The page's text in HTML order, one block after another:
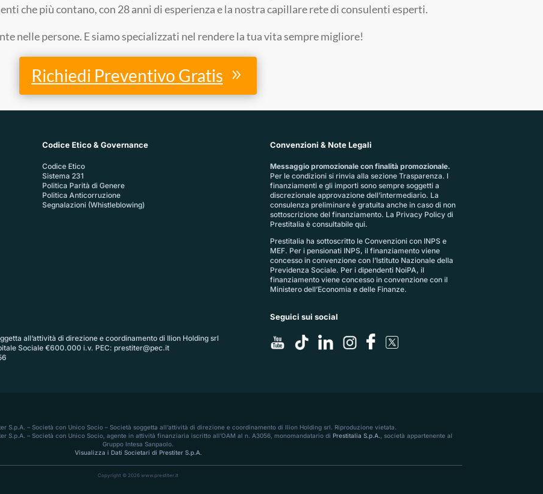
che più contano, con 28 anni di esperienza e la nostra capillare rete di consulenti esperti.
nelle persone. E siamo specializzati nel rendere la tua vita sempre migliore!
Richiedi Preventivo Gratis
Codice Etico & Governance
Codice Etico
Sistema 231
Politica Parità di Genere
Politica Anticorruzione
Segnalazioni (Whistleblowing)
Convenzioni & Note Legali
Messaggio promozionale con finalità promozionale.
Per le condizioni si rinvia alla sezione Trasparenza. I
finanziamenti e gli importi sono sempre soggetti a
discrezionale approvazione dell’intermediario. La
consulenza preliminare è gratuita anche in caso di non
sottoscrizione del finanziamento. La Privacy Policy di
Prestitalia è consultabile qui.
Prestitalia ha sottoscritto le Convenzioni con INPS e
MEF. Per i pensionati INPS, il finanziamento viene
concesso in convenzione con l’Istituto Nazionale della
Previdenza Sociale. Per i dipendenti NoiPA, il
finanziamento viene concesso in convenzione con il
Ministero dell’Economia e delle Finanze.
all’attività di direzione e coordinamento di Ilion Holding srl
Sociale €600.000 i.v. PEC:prestiter@pec.it
Seguici sui social
S.p.A. – Società con Unico Socio – Società soggetta all’attività di direzione e coordinamento di Ilion Holding srl. Riproduzione vietata.
S.p.A. – Società con Unico Socio, agente in attività finanziaria iscritto all’OAM al n. A3056, monomandatario di Prestitalia S.p.A., società appartenente al
Gruppo Intesa Sanpaolo.
Visualizza i Dati Societari di Prestiter S.p.A.
Copyright © 2026 www.prestiter.it